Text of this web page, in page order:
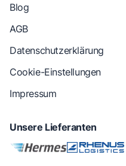
Blog
AGB
Datenschutzerklärung
Cookie-Einstellungen
Impressum
Unsere Lieferanten